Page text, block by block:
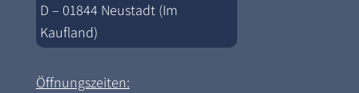
D – 01844 Neustadt (Im
Kaufland)
Öffnungszeiten: